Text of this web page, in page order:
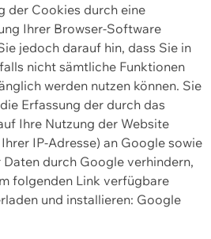
der Cookies durch eine
Ihrer Browser-Software
jedoch darauf hin, dass Sie in
nicht sämtliche Funktionen
werden nutzen können. Sie
Erfassung der durch das
Ihre Nutzung der Website
IP-Adresse) an Google sowie
durch Google verhindern,
folgenden Link verfügbare
und installieren: Google